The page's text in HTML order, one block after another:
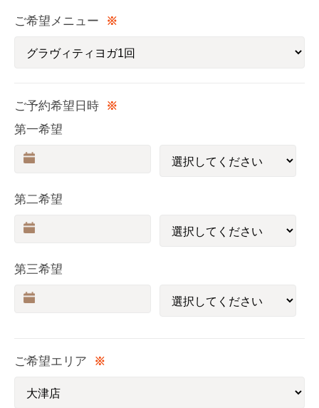
ご希望メニュー ※
ご予約希望日時 ※
第一希望
第二希望
第三希望
ご希望エリア ※